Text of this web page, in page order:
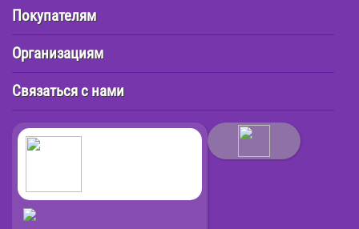
Покупателям
Организациям
Связаться с нами